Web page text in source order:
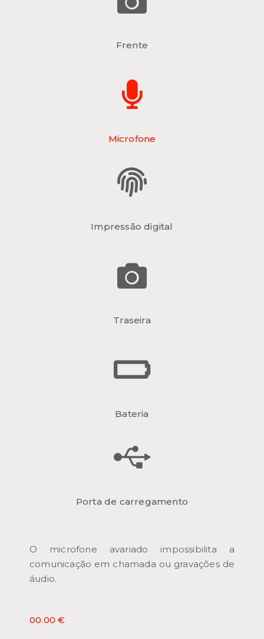
Frente
Microfone
Impressão digital
Traseira
Bateria
Porta de carregamento
O microfone avariado impossibilita a
comunicação em chamada ou gravações de
áudio.
00.00 €